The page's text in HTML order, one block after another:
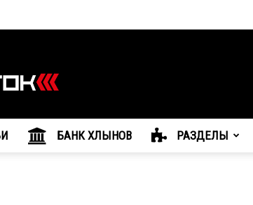
БАНК ХЛЫНОВ РАЗДЕЛЫ